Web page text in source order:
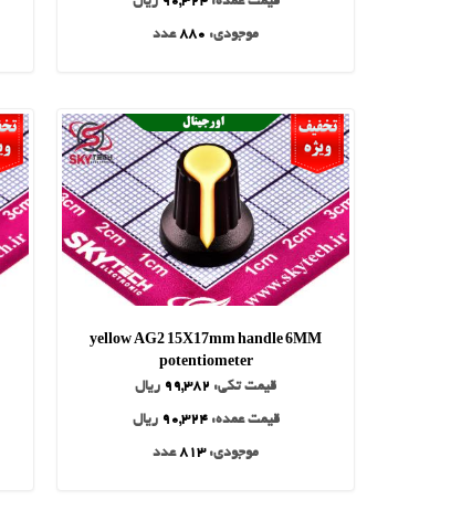
موجودی: 880عدد
yellow AG2 15X17mm handle 6MM
potentiometer
قیمت تکی: 99,382 ریال
قیمت عمده:90,324 ریال
موجودی:813عدد